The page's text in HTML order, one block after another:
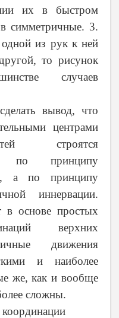
их в быстром
в симметричные. 3.
из рук к ней
то рисунок
случаев
вывод, что
центрами
строятся
по принципу
а по принципу
иннервации.
в основе простых
верхних
движения
и наиболее
же, как и вообще
сложны.